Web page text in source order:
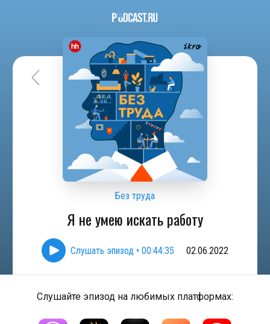
Без труда
Я не умею искать работу
Слушать эпизод • 00:44:35 02.06.2022
Слушайте эпизод на любимых платформах: